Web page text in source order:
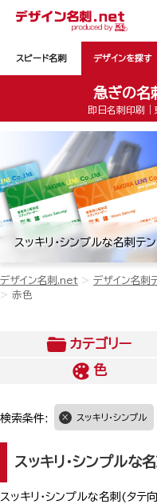
スピード名刺 デザインを探す
急ぎの名
即日名刺印刷｜
スッキリ・シンプルな名刺テ
デザイン名刺.net デザイン名刺
赤色
カテゴリー
色
検索条件: スッキリ・シンプル
スッキリ・シンプルな
スッキリ・シンプルな名刺(タ